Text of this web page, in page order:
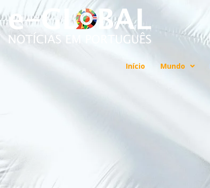
Início Mundo